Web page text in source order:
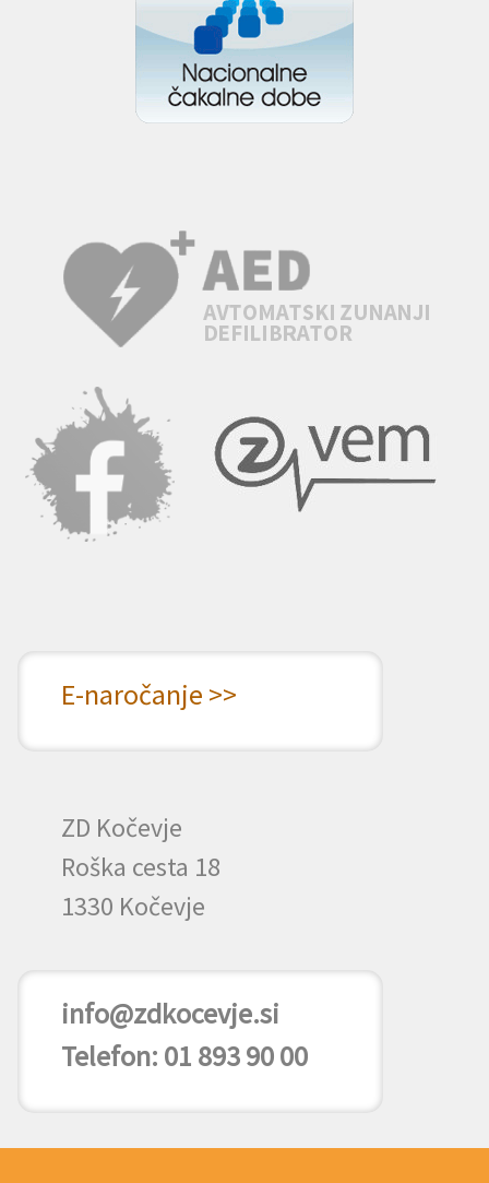
E-naročanje >>
ZD Kočevje
Roška cesta 18
1330 Kočevje
info@zdkocevje.si
Telefon: 01 893 90 00